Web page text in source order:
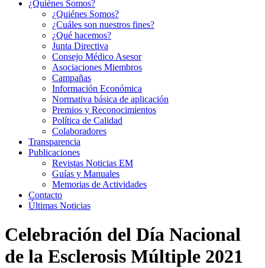
¿Quiénes Somos?
¿Quiénes Somos?
¿Cuáles son nuestros fines?
¿Qué hacemos?
Junta Directiva
Consejo Médico Asesor
Asociaciones Miembros
Campañas
Información Económica
Normativa básica de aplicación
Premios y Reconocimientos
Política de Calidad
Colaboradores
Transparencia
Publicaciones
Revistas Noticias EM
Guías y Manuales
Memorias de Actividades
Contacto
Últimas Noticias
Celebración del Día Nacional
de la Esclerosis Múltiple 2021